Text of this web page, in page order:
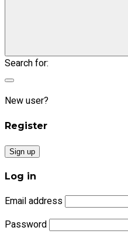
Search for:
New user?
Register
Sign up
Log in
Email address
Password